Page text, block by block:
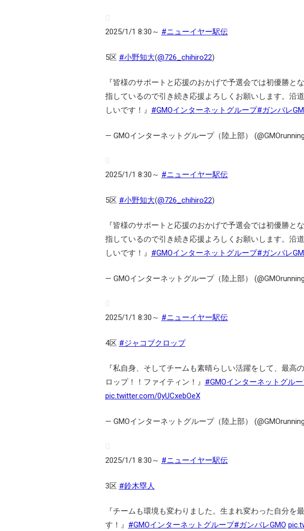
2025/1/1 8:30～ #ニューイヤー駅伝
5区 #小野知大(@726_chihiro22)
『皆様のサポートと応援のおかげで予選会では初優勝と
指しているので引き続き応援よろしくお願いします。沿
しいです！』 #GMOインターネットグループ#ガンバレ
— GMOインターネットグループ（陸上部）
2025/1/1 8:30～ #ニューイヤー駅伝
5区 #小野知大(@726_chihiro22)
『皆様のサポートと応援のおかげで予選会では初優勝と
指しているので引き続き応援よろしくお願いします。沿
しいです！』 #GMOインターネットグループ#ガンバレ
— GMOインターネットグループ（陸上部）
2025/1/1 8:30～ #ニューイヤー駅伝
4区 #ジャコブクロップ
『私自身、そしてチームも素晴らしい活躍をして、最高
ロップ！！ファイティン！』 #GMOインターネットグル
pic.twitter.com/0yUCxebOeX
— GMOインターネットグループ（陸上部）
2025/1/1 8:30～ #ニューイヤー駅伝
3区 #鈴木塁人
『チームも環境も変わりました。生まれ変わった自分を
す！』 #GMOインターネットグループ#ガンバレGMO